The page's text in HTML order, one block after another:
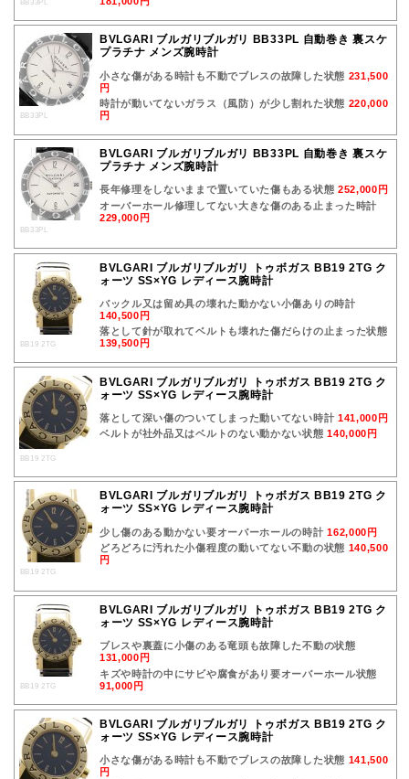
BB33PL
BB33PL
BVLGARI ブルガリブルガリ BB33PL 自動巻き 裏スケ
プラチナ メンズ腕時計
小さな傷がある時計も不動でブレスの故障した状態 231,500
円
時計が動いてないガラス（風防）が少し割れた状態 220,000
円
BB33PL
BVLGARI ブルガリブルガリ BB33PL 自動巻き 裏スケ
プラチナ メンズ腕時計
長年修理をしないままで置いていた傷もある状態 252,000円
オーバーホール修理してない大きな傷のある止まった時計
229,000円
BB19 2TG
BVLGARI ブルガリブルガリ トゥボガス BB19 2TG ク
ォーツ SS×YG レディース腕時計
バックル又は留め具の壊れた動かない小傷ありの時計
140,500円
落として針が取れてベルトも壊れた傷だらけの止まった状態
139,500円
BB19 2TG
BVLGARI ブルガリブルガリ トゥボガス BB19 2TG ク
ォーツ SS×YG レディース腕時計
落として深い傷のついてしまった動いてない時計 141,000円
ベルトが社外品又はベルトのない動かない状態140,000円
BB19 2TG
BVLGARI ブルガリブルガリ トゥボガス BB19 2TG ク
ォーツ SS×YG レディース腕時計
少し傷のある動かない要オーバーホールの時計162,000円
どろどろに汚れた小傷程度の動いてない不動の状態 140,500
円
BB19 2TG
BVLGARI ブルガリブルガリ トゥボガス BB19 2TG ク
ォーツ SS×YG レディース腕時計
ブレスや裏蓋に小傷のある竜頭も故障した不動の状態
131,000円
キズや時計の中にサビや腐食があり要オーバーホール状態
91,000円
BVLGARI ブルガリブルガリ トゥボガス BB19 2TG ク
ォーツ SS×YG レディース腕時計
小さな傷がある時計も不動でブレスの故障した状態 141,500
円